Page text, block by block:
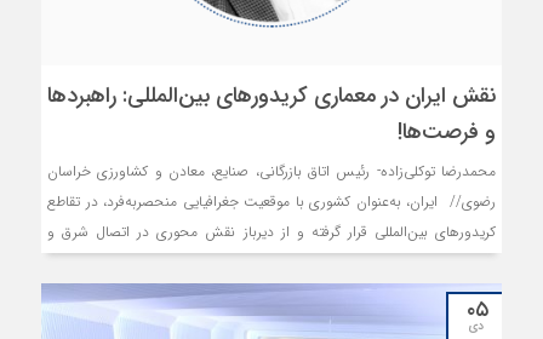
نقش ایران در معماری کریدورهای بین‌المللی: راهبردها
و فرصت‌ها!
محمدرضا توکلی‌زاده- رئیس اتاق بازرگانی، صنایع، معادن و کشاورزی خراسان
رضوی// ایران، به‌عنوان کشوری با موقعیت جغرافیایی منحصربه‌فرد، در تقاطع
کریدورهای بین‌المللی قرار گرفته و از دیرباز نقش محوری در اتصال شرق و
غرب، شمال و جنوب جهان ایفا کرده است. به طور قطع این جایگاه ژئوپلیتیکی
و ظرفیت مورد اشاره، مزایای متعددی را برای کشورمان به همراه دارد اما اینکه
از ظرفیت آن به شایستگی بهره گرفته شده یا نه، سوالی است که در باید
۰۵
دی